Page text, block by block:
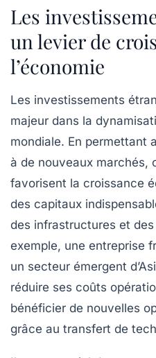
Les
un levier de
l’économie
Les investissements
majeur dans la
mondiale. En permettant
à de nouveaux marchés,
favorisent la croissance
des capitaux
des infrastructures et
exemple, une entreprise
un secteur émergent
réduire ses coûts
bénéficier de nouvelles
grâce au transfert de